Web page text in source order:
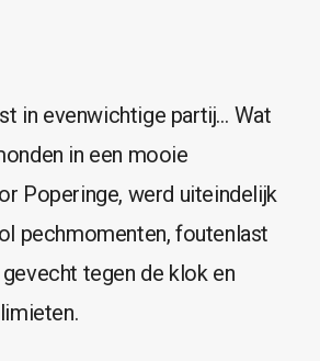
in evenwichtige partij… Wat
in een mooie
Poperinge, werd uiteindelijk
pechmomenten, foutenlast
tegen de klok en